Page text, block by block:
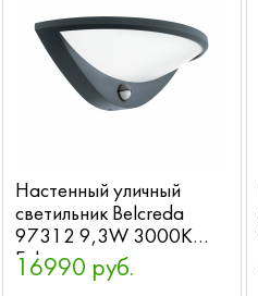
Настенный уличный
светильник Belcreda
97312 9,3W 3000K
Eglo
16990 руб.